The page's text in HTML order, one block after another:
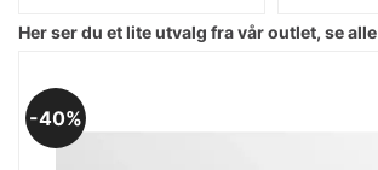
Her ser du et lite utvalg fra vår outlet, se alle
40%